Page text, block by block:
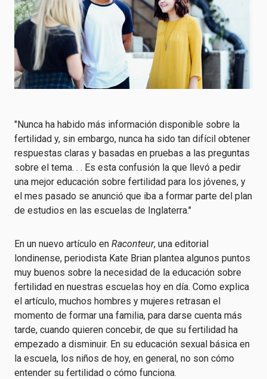
"Nunca ha habido más información disponible sobre la
fertilidad y, sin embargo, nunca ha sido tan difícil obtener
respuestas claras y basadas en pruebas a las preguntas
sobre el tema. . . Es esta confusión la que llevó a pedir
una mejor educación sobre fertilidad para los jóvenes, y
el mes pasado se anunció que iba a formar parte del plan
de estudios en las escuelas de Inglaterra."
En un nuevo artículo en Raconteur, una editorial
londinense, periodista Kate Brian plantea algunos puntos
muy buenos sobre la necesidad de la educación sobre
fertilidad en nuestras escuelas hoy en día. Como explica
el artículo, muchos hombres y mujeres retrasan el
momento de formar una familia, para darse cuenta más
tarde, cuando quieren concebir, de que su fertilidad ha
empezado a disminuir. En su educación sexual básica en
la escuela, los niños de hoy, en general, no son cómo
entender su fertilidad o cómo funciona.